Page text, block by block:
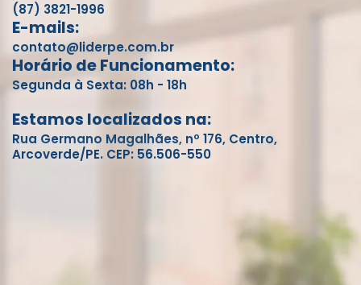
(87) 3821-1996
E-mails:
contato@liderpe.com.br
Horário de Funcionamento:
Segunda à Sexta: 08h - 18h
Estamos localizados na:
Rua Germano Magalhães, nº 176, Centro,
Arcoverde/PE. CEP: 56.506-550